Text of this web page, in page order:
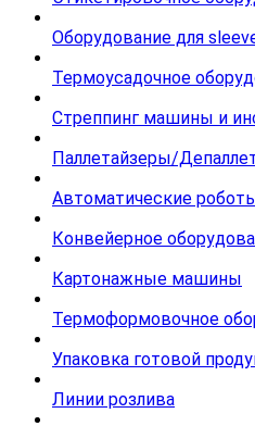
Оборудование для
Термоусадочное
Стреппинг машины и
Паллетайзеры/
Автоматические
Конвейерное
Картонажные машины
Термоформовочное
Упаковка готовой
Линии розлива